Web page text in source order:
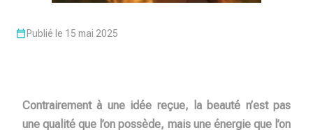
Publié le 15 mai 2025
Contrairement à une idée reçue, la beauté n’est pas
une qualité que l’on possède, mais une énergie que l’on